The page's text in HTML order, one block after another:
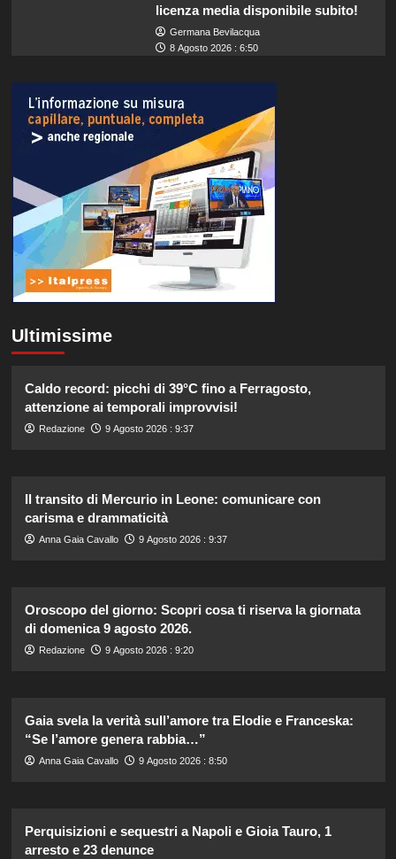
licenza media disponibile subito!
Germana Bevilacqua
8 Agosto 2026 : 6:50
Ultimissime
Caldo record: picchi di 39°C fino a Ferragosto,
attenzione ai temporali improvvisi!
Redazione 9 Agosto 2026 : 9:37
Il transito di Mercurio in Leone: comunicare con
carisma e drammaticità
Anna Gaia Cavallo 9 Agosto 2026 : 9:37
Oroscopo del giorno: Scopri cosa ti riserva la giornata
di domenica 9 agosto 2026.
Redazione 9 Agosto 2026 : 9:20
Gaia svela la verità sull’amore tra Elodie e Franceska:
“Se l’amore genera rabbia…”
Anna Gaia Cavallo 9 Agosto 2026 : 8:50
Perquisizioni e sequestri a Napoli e Gioia Tauro, 1
arresto e 23 denunce